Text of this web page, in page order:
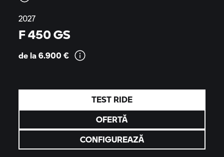
2027
F 450 GS
de la 6.900€
TEST RIDE
OFERTĂ
CONFIGUREAZĂ